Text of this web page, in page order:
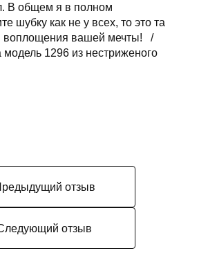
В общем я в полном
шубку как не у всех, то это та
воплощения вашей мечты! /
1296 из нестриженого
отзыв
отзыв